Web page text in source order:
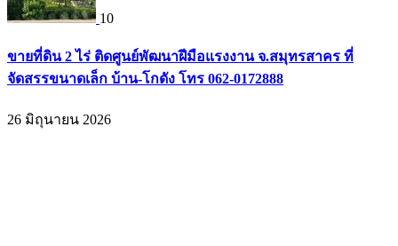
10
ขายที่ดิน 2 ไร่ ติดศูนย์พัฒนาฝีมือแรงงาน จ.สมุทรสาคร ที่
จัดสรรขนาดเล็ก บ้าน-โกดัง โทร 062-0172888
26 มิถุนายน 2026